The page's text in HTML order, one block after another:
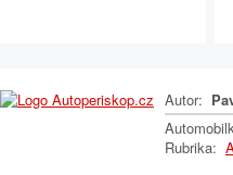
Autor:
Rubrika: